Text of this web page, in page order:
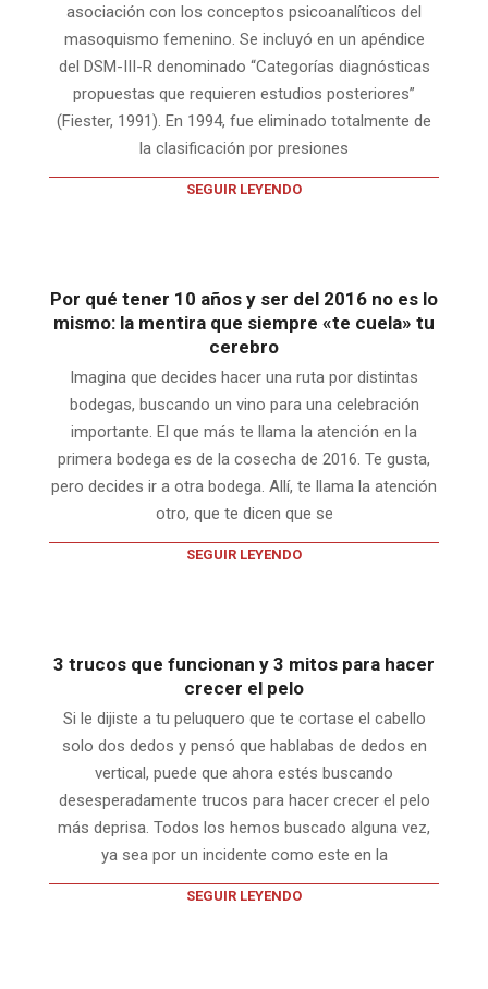
asociación con los conceptos psicoanalíticos del
masoquismo femenino. Se incluyó en un apéndice
del DSM-III-R denominado “Categorías diagnósticas
propuestas que requieren estudios posteriores”
(Fiester, 1991). En 1994, fue eliminado totalmente de
la clasificación por presiones
SEGUIR LEYENDO
Por qué tener 10 años y ser del 2016 no es lo
mismo: la mentira que siempre «te cuela» tu
cerebro
Imagina que decides hacer una ruta por distintas
bodegas, buscando un vino para una celebración
importante. El que más te llama la atención en la
primera bodega es de la cosecha de 2016. Te gusta,
pero decides ir a otra bodega. Allí, te llama la atención
otro, que te dicen que se
SEGUIR LEYENDO
3 trucos que funcionan y 3 mitos para hacer
crecer el pelo
Si le dijiste a tu peluquero que te cortase el cabello
solo dos dedos y pensó que hablabas de dedos en
vertical, puede que ahora estés buscando
desesperadamente trucos para hacer crecer el pelo
más deprisa. Todos los hemos buscado alguna vez,
ya sea por un incidente como este en la
SEGUIR LEYENDO